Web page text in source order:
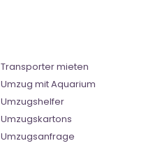
Transporter mieten
Umzug mit Aquarium
Umzugshelfer
Umzugskartons
Umzugsanfrage